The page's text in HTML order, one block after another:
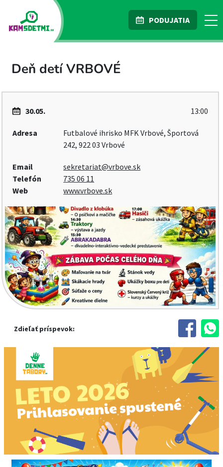
PODUJATIA
Deň detí VRBOVÉ
30.05. 13:00
Adresa
Futbalové ihrisko MFK Vrbové, Športová
242, 922 03 Vrbové
Email
sekretariat@vrbove.sk
Telefón
735 06 11
Web
www.vrbove.sk
Zdieľať príspevok: